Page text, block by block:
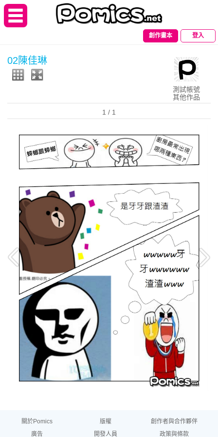
創作畫本 登入
02陳佳琳
測試帳號
其他作品
1 / 1
關於Pomics 版權
創作者與合作夥伴
廣告
開發人員 政策與條款